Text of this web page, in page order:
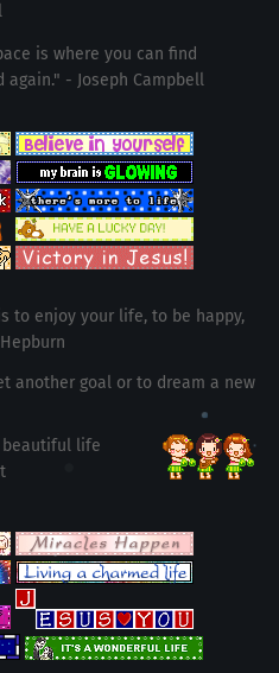
is where you can find
- Joseph Campbell
to enjoy your life, to be happy,
another goal or to dream a new
beautiful life